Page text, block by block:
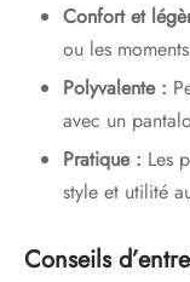
Confort et
ou les
Polyvalente :
avec un
Pratique : Les
style et utilité
Conseils